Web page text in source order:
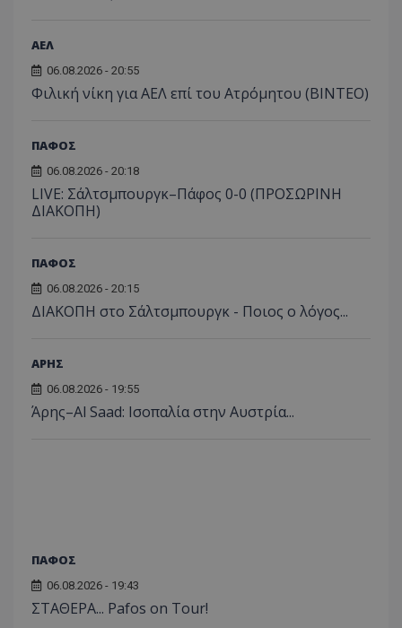
ΑΕΛ
06.08.2026 - 20:55
Φιλική νίκη για ΑΕΛ επί του Ατρόμητου (BINTEO)
ΠΑΦΟΣ
06.08.2026 - 20:18
LIVE: Σάλτσμπουργκ–Πάφος 0-0 (ΠΡΟΣΩΡΙΝΗ
ΔΙΑΚΟΠΗ)
ΠΑΦΟΣ
06.08.2026 - 20:15
ΔΙΑΚΟΠΗ στο Σάλτσμπουργκ - Ποιος ο λόγος...
ΑΡΗΣ
06.08.2026 - 19:55
Άρης–Al Saad: Ισοπαλία στην Αυστρία...
ΠΑΦΟΣ
06.08.2026 - 19:43
ΣΤΑΘΕΡΑ... Pafos on Tour!